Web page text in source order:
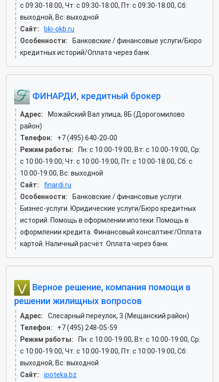
c 09:30-18:00, Чт: c 09:30-18:00, Пт: c 09:30-18:00, Сб:
выходной, Вс: выходной
Сайт:
bki-okb.ru
Особенности:
Банковские / финансовые услуги/Бюро
кредитных историй/Оплата через банк
ФИНАРДИ, кредитный брокер
Адрес:
Можайский Вал улица, 8Б (Дорогомилово
район)
Телефон:
+7 (495) 640-20-00
Режим работы:
Пн: c 10:00-19:00, Вт: c 10:00-19:00, Ср:
c 10:00-19:00, Чт: c 10:00-19:00, Пт: c 10:00-18:00, Сб: c
10:00-19:00, Вс: выходной
Сайт:
finardi.ru
Особенности:
Банковские / финансовые услуги.
Бизнес-услуги. Юридические услуги/Бюро кредитных
историй. Помощь в оформлении ипотеки. Помощь в
оформлении кредита. Финансовый консалтинг/Оплата
картой. Наличный расчёт. Оплата через банк
Верное решение, компания помощи в
решении жилищных вопросов
Адрес:
Слесарный переулок, 3 (Мещанский район)
Телефон:
+7 (495) 248-05-59
Режим работы:
Пн: c 10:00-19:00, Вт: c 10:00-19:00, Ср:
c 10:00-19:00, Чт: c 10:00-19:00, Пт: c 10:00-19:00, Сб:
выходной, Вс: выходной
Сайт:
ipoteka.bz